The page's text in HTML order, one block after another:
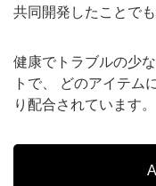
共同開発したことで
健康でトラブルの少
トで、 どのアイテム
り配合されています。